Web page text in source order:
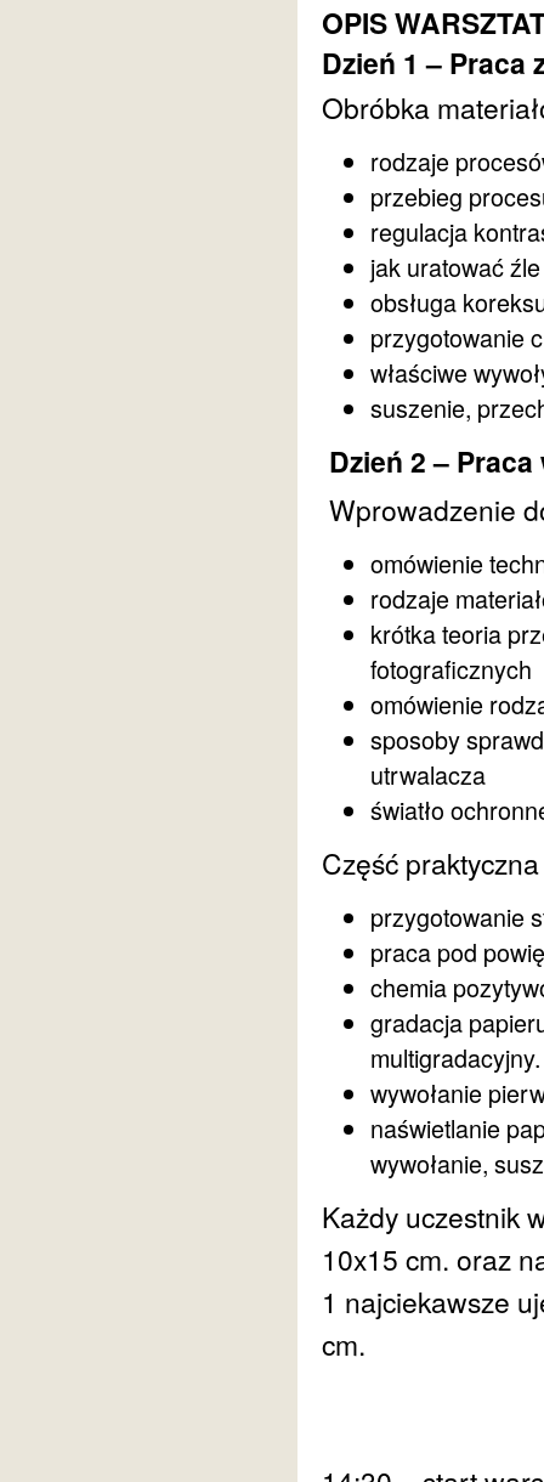
OPIS
Dzień 1 –
Obróbka
rodzaje
przebieg
regulacja
jak uratować
obsługa
przygotowanie
właściwe
suszenie,
Dzień 2 –
Wprowadzenie
omówienie
rodzaje
krótka teoria
fotograficznych
omówienie
sposoby
utrwalacza
światło
Część praktyczna
przygotowanie
praca pod
chemia
gradacja
multigradacyjny.
wywołanie
naświetlanie
wywołanie,
Każdy uczestnik
10x15 cm. oraz
1 najciekawsze
cm.